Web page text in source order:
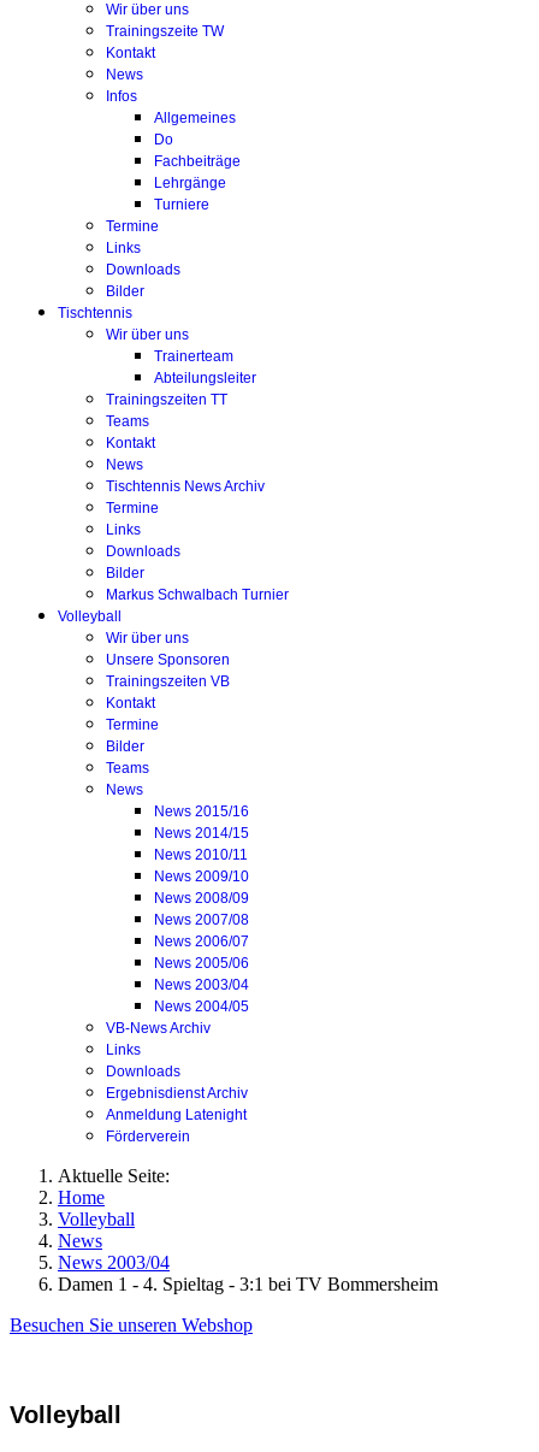
Wir über uns
Trainingszeite TW
Kontakt
News
Infos
Allgemeines
Do
Fachbeiträge
Lehrgänge
Turniere
Termine
Links
Downloads
Bilder
Tischtennis
Wir über uns
Trainerteam
Abteilungsleiter
Trainingszeiten TT
Teams
Kontakt
News
Tischtennis News Archiv
Termine
Links
Downloads
Bilder
Markus Schwalbach Turnier
Volleyball
Wir über uns
Unsere Sponsoren
Trainingszeiten VB
Kontakt
Termine
Bilder
Teams
News
News 2015/16
News 2014/15
News 2010/11
News 2009/10
News 2008/09
News 2007/08
News 2006/07
News 2005/06
News 2003/04
News 2004/05
VB-News Archiv
Links
Downloads
Ergebnisdienst Archiv
Anmeldung Latenight
Förderverein
Aktuelle Seite:
Home
Volleyball
News
News 2003/04
Damen 1 - 4. Spieltag - 3:1 bei TV Bommersheim
Besuchen Sie unseren Webshop
Volleyball